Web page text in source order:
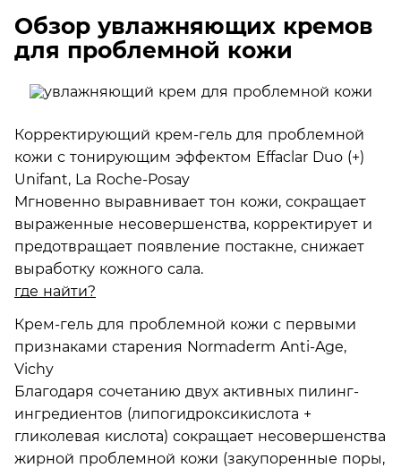
Обзор увлажняющих кремов
для проблемной кожи
Корректирующий крем-гель для проблемной
кожи с тонирующим эффектом Effaclar Duo (+)
Unifant, La Roche-Posay
Мгновенно выравнивает тон кожи, сокращает
выраженные несовершенства, корректирует и
предотвращает появление постакне, снижает
выработку кожного сала.
где найти?
Крем-гель для проблемной кожи с первыми
признаками старения Normaderm Anti-Age,
Vichy
Благодаря сочетанию двух активных пилинг-
ингредиентов (липогидроксикислота +
гликолевая кислота) сокращает несовершенства
жирной проблемной кожи (закупоренные поры,